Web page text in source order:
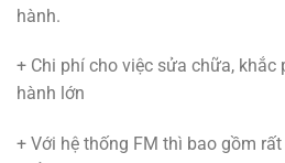
hành.
+ Chi phí cho việc sửa chữa, khắc
hành lớn
+ Với hệ thống FM thì bao gồm